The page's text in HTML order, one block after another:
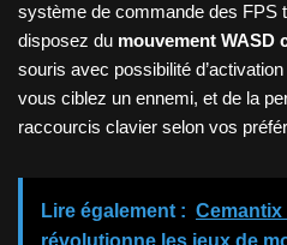
système de commande des FPS
disposez du mouvement WASD
souris avec possibilité
vous ciblez un ennemi, et de la
raccourcis clavier selon vos
Lire également :